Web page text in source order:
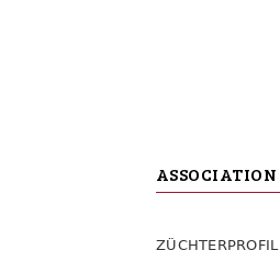
ASSOCIATION
ZÜCHTERPROFIL